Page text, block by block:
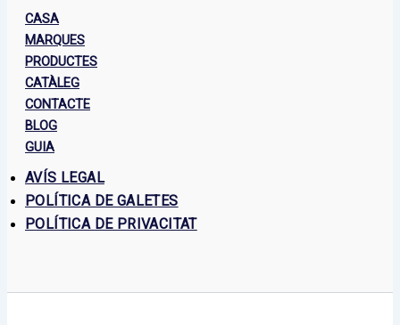
CASA
MARQUES
PRODUCTES
CATÀLEG
CONTACTE
BLOG
GUIA
AVÍS LEGAL
POLÍTICA DE GALETES
POLÍTICA DE PRIVACITAT